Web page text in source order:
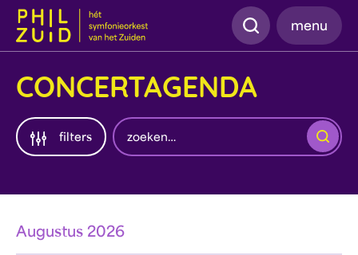
Zoeken
menu
CONCERTAGENDA
filters
Zoeken
Augustus 2026